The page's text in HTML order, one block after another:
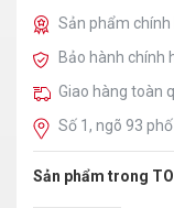
Sản phẩm chính
Bảo hành chính
Giao hàng toàn
Số 1, ngõ 93
Sản phẩm trong